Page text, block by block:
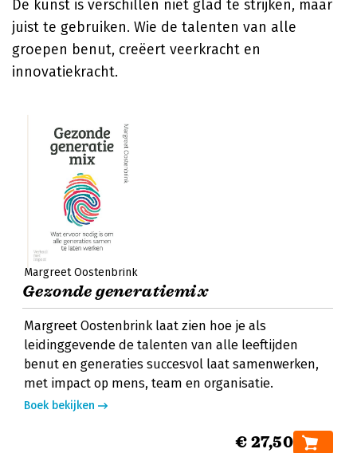
De kunst is verschillen niet glad te strijken, maar
juist te gebruiken. Wie de talenten van alle
groepen benut, creëert veerkracht en
innovatiekracht.
Margreet Oostenbrink
Gezonde generatiemix
Margreet Oostenbrink laat zien hoe je als
leidinggevende de talenten van alle leeftijden
benut en generaties succesvol laat samenwerken,
met impact op mens, team en organisatie.
Boek bekijken
€ 27,50